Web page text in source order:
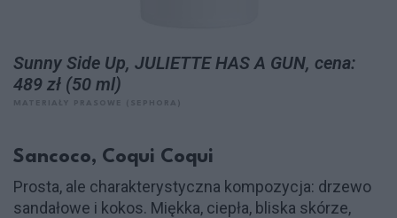
Sunny Side Up, JULIETTE HAS A GUN, cena:
489 zł (50 ml)
Sancoco, Coqui Coqui
Prosta, ale charakterystyczna kompozycja: drzewo
sandałowe i kokos. Miękka, ciepła, bliska skórze,